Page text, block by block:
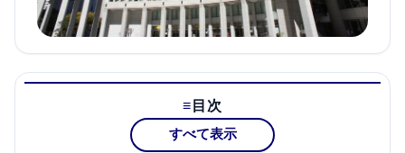
目次
すべて表示